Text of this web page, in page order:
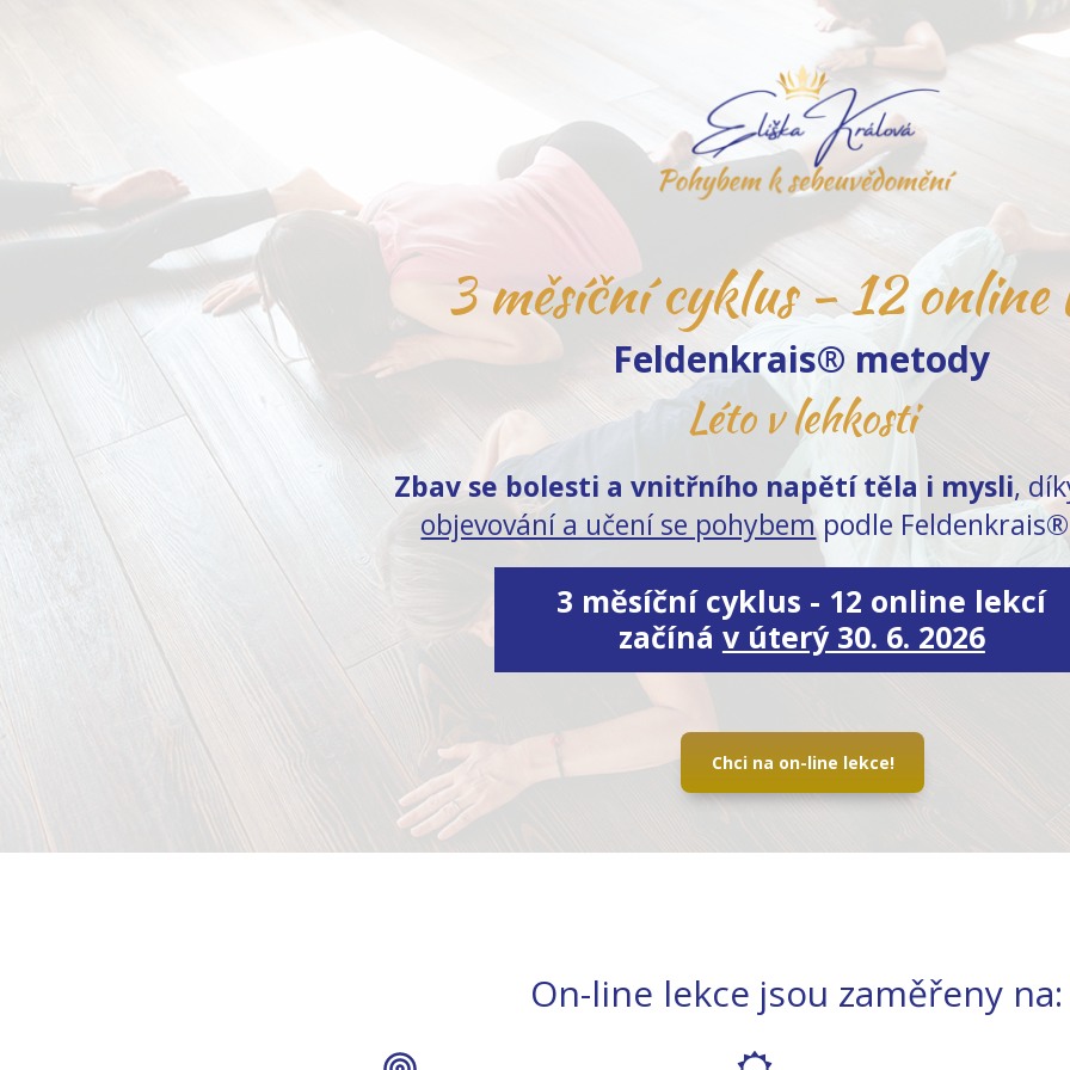
3 měsíční cyklus - 12 online
Feldenkrais® metody
Léto v lehkosti
Zbav se bolesti a vnitřního napětí těla i mysli,
objevování a učení se pohybempodle
3 měsíční cyklus - 12 online lekcí
začíná v úterý 30. 6. 2026
Chci na on-line lekce!
On-line lekce jsou zaměřeny